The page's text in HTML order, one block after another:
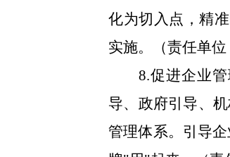
化为切入点，精
实施。（责任单位
8.促进企业
导、政府引导、
管理体系。引导